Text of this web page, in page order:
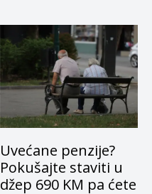
Uvećane penzije?
Pokušajte staviti u
džep 690 KM pa ćete